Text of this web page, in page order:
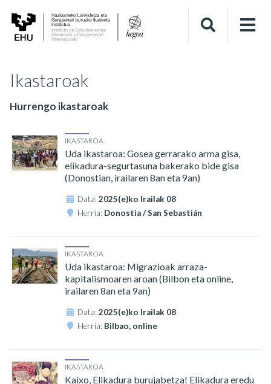
Ikastaroak
Hurrengo ikastaroak
IKASTAROA
Uda ikastaroa: Gosea gerrarako arma gisa,
elikadura-segurtasuna bakerako bide gisa
(Donostian, irailaren 8an eta 9an)
Data:2025(e)ko Irailak 08
Herria: Donostia / San Sebastián
IKASTAROA
Uda ikastaroa: Migrazioak arraza-
kapitalismoaren aroan (Bilbon eta online,
irailaren 8an eta 9an)
Data:2025(e)ko Irailak 08
Herria: Bilbao, online
IKASTAROA
Kaixo, Elikadura burujabetza! Elikadura eredu